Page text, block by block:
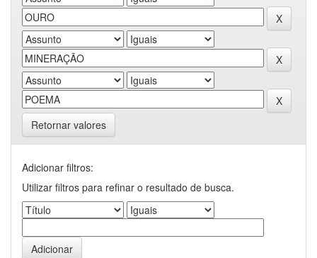
Retornar valores
Adicionar filtros:
Utilizar filtros para refinar o resultado de busca.